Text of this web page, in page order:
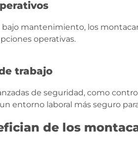
bajo mantenimiento, los
operativas.
trabajo
de seguridad, como
entorno laboral más seguro
de los